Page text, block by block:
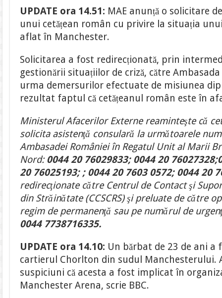
UPDATE ora 14.51: MAE anunță o solicitare
unui cetățean român cu privire la situația
aflat în Manchester.
Solicitarea a fost redirecționată, prin
gestionării situațiilor de criză, către
urma demersurilor efectuate de misiunea
rezultat faptul că cetățeanul român este în
Ministerul Afacerilor Externe reaminteşte că
solicita asistenţă consulară la următoarele
Ambasadei României în Regatul Unit al Marii
Nord:0044 20 76029833; 0044 20
20 76025193; ; 0044 20 7603 0572; 0044 20
redirecţionate către Centrul de Contact şi
din Străinătate (CCSCRS) şi preluate de către
regim de permanenţă sau pe numărul de
0044 7738716335.
UPDATE ora 14.10: Un bărbat de 23 de ani
cartierul Chorlton din sudul Manchesterului.
suspiciuni că acesta a fost implicat în
Manchester Arena, scrie BBC.